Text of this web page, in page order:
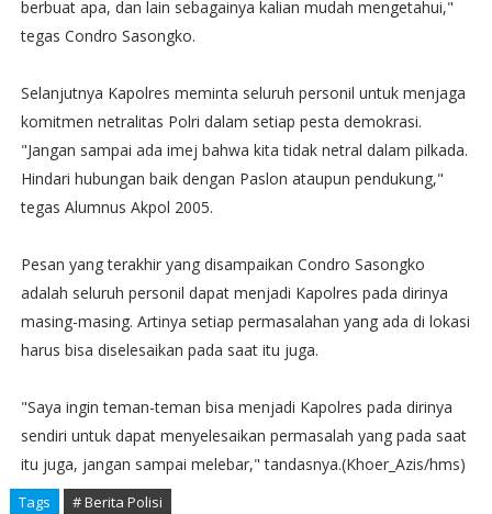
berbuat apa, dan lain sebagainya kalian mudah mengetahui,"
tegas Condro Sasongko.
Selanjutnya Kapolres meminta seluruh personil untuk menjaga
komitmen netralitas Polri dalam setiap pesta demokrasi.
"Jangan sampai ada imej bahwa kita tidak netral dalam pilkada.
Hindari hubungan baik dengan Paslon ataupun pendukung,"
tegas Alumnus Akpol 2005.
Pesan yang terakhir yang disampaikan Condro Sasongko
adalah seluruh personil dapat menjadi Kapolres pada dirinya
masing-masing. Artinya setiap permasalahan yang ada di lokasi
harus bisa diselesaikan pada saat itu juga.
"Saya ingin teman-teman bisa menjadi Kapolres pada dirinya
sendiri untuk dapat menyelesaikan permasalah yang pada saat
itu juga, jangan sampai melebar," tandasnya.(Khoer_Azis/hms)
Tags # Berita Polisi